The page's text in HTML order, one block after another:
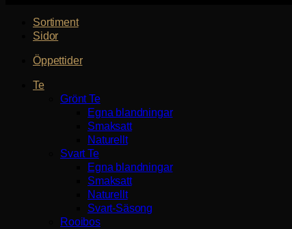
Sortiment
Sidor
Öppettider
Te
Grönt Te
Egna blandningar
Smaksatt
Naturellt
Svart Te
Egna blandningar
Smaksatt
Naturellt
Svart-Säsong
Rooibos